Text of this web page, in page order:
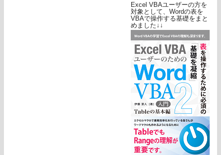
Excel VBAユーザーの方を
対象として、Wordの表を
VBAで操作する基礎をまと
めました↓↓